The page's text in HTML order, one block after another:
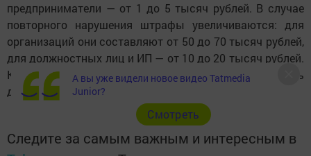
предприниматели — от 1 до 5 тысяч рублей. В случае
повторного нарушения штрафы увеличиваются: для
организаций они составляют от 50 до 70 тысяч рублей,
для должностных лиц и ИП — от 10 до 20 тысяч рублей.
Кроме того, руководитель может быть
дисквалифицирован на срок от одного до трёх лет.
Следите за самым важным и интересным в
А вы уже видели новое видео Tatmedia
Junior?
Cмотреть